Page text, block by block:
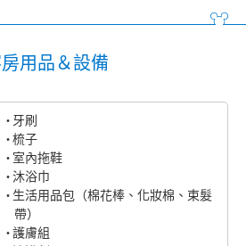
用品＆設備
牙刷
梳子
室內拖鞋
沐浴巾
生活用品包（棉花棒、化妝棉、束髮
帶）
護膚組